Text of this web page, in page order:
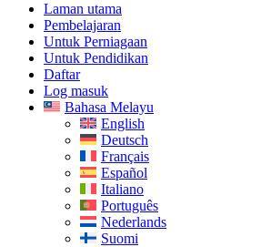
Laman utama
Pembelajaran
Untuk Perniagaan
Untuk Pendidikan
Daftar
Log masuk
Bahasa Melayu
English
Deutsch
Français
Español
Italiano
Português
Nederlands
Suomi